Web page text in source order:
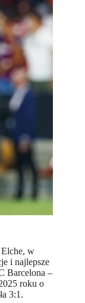
w
i najlepsze
Barcelona –
roku o
3:1.